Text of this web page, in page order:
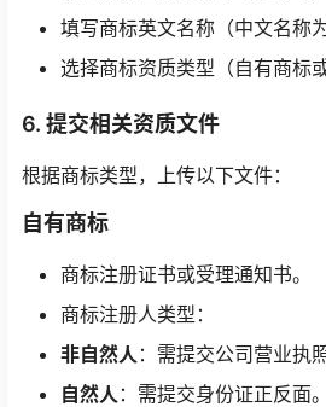
填写商标英文名称（中文名称
选择商标资质类型（自有商标
6. 提交相关资质文件
根据商标类型，上传以下文件：
自有商标
商标注册证书或受理通知书。
商标注册人类型：
非自然人 ：需提交公司营业执照
自然人 ：需提交身份证正反面